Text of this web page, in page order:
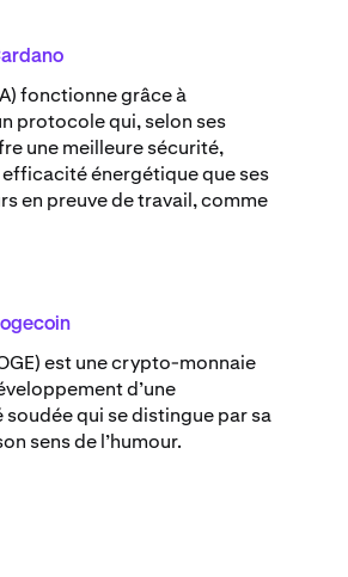
​​fonctionne grâce à
protocole qui, selon ses
une meilleure sécurité,
énergétique que ses
en preuve de travail, comme
est une crypto-monnaie
d’une
qui se distingue par sa
sens de l’humour.